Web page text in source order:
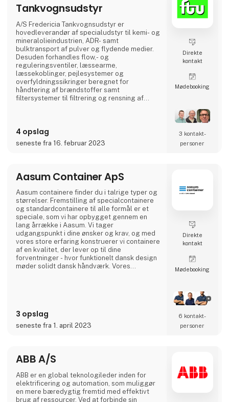
✅ **Trækkere** – Kraftfulde og effektive til
langdistancetransport.
BMC-lastbiler er designet med
**brændstoføkonomi
Tankvognsudstyr
A/S Fredericia Tankvognsudstyr er
hovedleverandør af specialudstyr til kemi- og
mineralolieindustrien, ADR- samt
bulktransport af pulver og flydende medier.
Desuden forhandles flow,- og
reguleringsventiler, læssearme,
læssekoblinger, pejlesystemer og
overfyldningssikringer beregnet for
håndtering af brændstoffer samt
filtersystemer til filtrering og rensning af
anvendelse for Søværnets skibe til
betankning af helikoptere om bord på skibe,
Forsvarets Redningshelikoptere og til mindre
4 opslag
seneste fra 16. februar 2023
Direkte
kontakt
Møde­booking
3 kontakt­
personer
Aasum Container ApS
Aasum containere finder du i talrige typer og
størrelser. Fremstilling af special­containere
og standard­containere til alle formål er et
speciale, som vi har opbygget gennem en
lang årrække i Aasum. Vi tager
udgangspunkt i dine ønsker og krav, og med
vores store erfaring konstruerer vi containere
af en kvalitet, der lever op til dine
forventninger - hvor funktionelt dansk design
møder solidt dansk håndværk. Vores
bygger containere. Det vil sige, at
3 opslag
seneste fra 1. april 2023
Direkte
kontakt
Møde­booking
6 kontakt­
personer
ABB A/S
ABB er en global teknologileder inden for
elektrificering og automation, som muliggør
en mere bæredygtig fremtid med effektivt
brug af ressourcer. Ved at forbinde sin